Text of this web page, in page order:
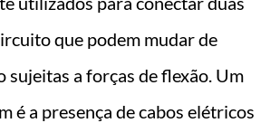
que podem mudar de
sujeitas a forças de flexão. Um
é a presença de cabos elétricos